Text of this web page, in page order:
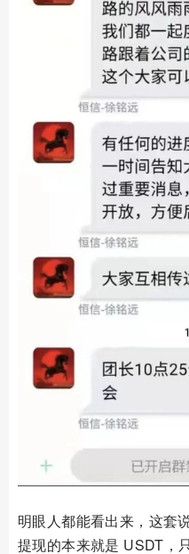
明眼人都能看出来，这套
提现的本来就是 USDT，